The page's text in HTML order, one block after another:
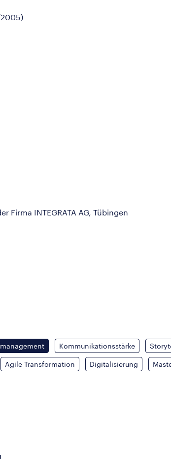
Firma INTEGRATA AG, Tübingen
Kommunikationsstärke
Agile Transformation Digitalisierung